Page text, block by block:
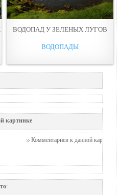
ВОДОПАД У ЗЕЛЕНЫХ ЛУГОВ
ВОДОПАДЫ
картинке
Комментариев к данной картинке
: